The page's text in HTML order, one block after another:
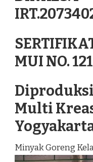
MUI NO.
Multi
Minyak Goreng